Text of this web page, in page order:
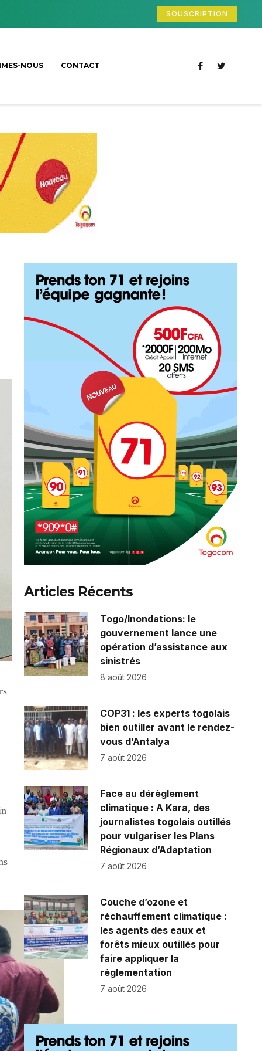
SOUSCRIPTION
NOUS CONTACT
Articles Récents
Togo/Inondations: le
gouvernement lance une
opération d’assistance aux
sinistrés
8 août 2026
COP31 : les experts togolais
bien outiller avant le rendez-
vous d’Antalya
7 août 2026
Face au dérèglement
climatique : A Kara, des
journalistes togolais outillés
pour vulgariser les Plans
Régionaux d’Adaptation
7 août 2026
Couche d’ozone et
réchauffement climatique :
les agents des eaux et
forêts mieux outillés pour
faire appliquer la
réglementation
7 août 2026